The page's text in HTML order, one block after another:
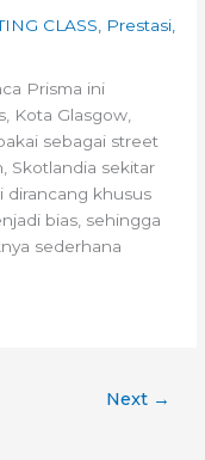
CLASS Prestasi
Prisma ini
Kota Glasgow,
sebagai street
Skotlandia sekitar
dirancang khusus
bias, sehingga
sederhana
Next →